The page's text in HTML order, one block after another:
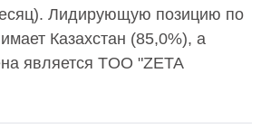
Лидирующую позицию по
Казахстан (85,0%), а
является TOO "ZETA